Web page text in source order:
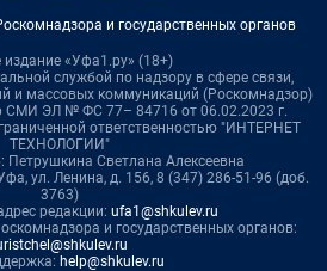
и государственных органов
издание «Уфа1.ру» (18+)
службой по надзору в сфере связи,
и массовых коммуникаций (Роскомнадзор)
СМИ ЭЛ № ФС 77– 84716 от 06.02.2023 г.
ответственностью "ИНТЕРНЕТ
ТЕХНОЛОГИИ"
Петрушкина Светлана Алексеевна
ул. Ленина, д. 156, 8 (347) 286-51-96 (доб.
3763)
редакции: ufa1@shkulev.ru
и государственных органов:
help@shkulev.ru